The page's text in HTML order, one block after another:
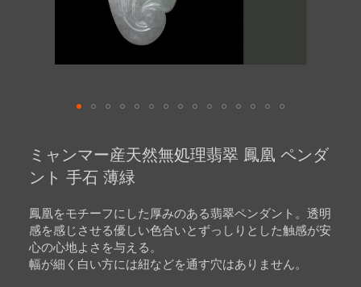
beginning
images
gallery
ミャンマー産天然無処理翡翠 鳳凰 ペンダ
ント 手石 薄緑
鳳凰をモチーフにした厚みのある翡翠ペンダント。透明
感を感じさせる優しい色合いとずっしりとした触感が安
心の心地よさを与える。
幅が細く白い方には紐などを通す穴はありません。